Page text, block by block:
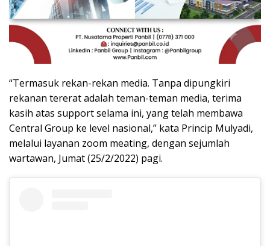
“Termasuk rekan-rekan media. Tanpa dipungkiri
rekanan tererat adalah teman-teman media, terima
kasih atas support selama ini, yang telah membawa
Central Group ke level nasional,” kata Princip Mulyadi,
melalui layanan zoom meating, dengan sejumlah
wartawan, Jumat (25/2/2022) pagi.